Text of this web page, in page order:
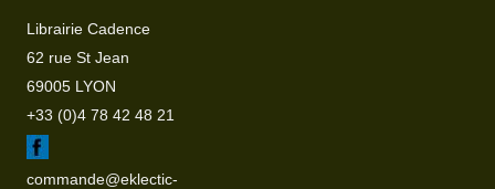
Librairie Cadence
62 rue St Jean
69005 LYON
+33 (0)4 78 42 48 21
commande@eklectic-